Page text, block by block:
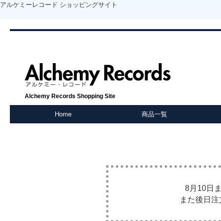
アルケミーレコード ショッピングサイト
Alchemy Records Shopping Site
Home 商品一覧
8月10日
また後日